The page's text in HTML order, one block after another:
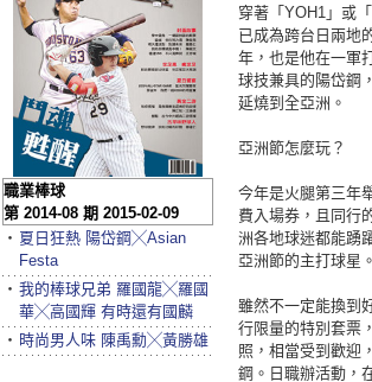
穿著「YOH1」或
已成為跨台日兩地
年，也是他在一軍
球技兼具的陽岱鋼
延燒到全亞洲。
亞洲節怎麼玩？
今年是火腿第三年
費入場券，且同行
洲各地球迷都能踴
亞洲節的主打球星。
雖然不一定能換到
行限量的特別套票
照，相當受到歡迎
鋼。日職辦活動，
職業棒球
第 2014-08 期 2015-02-09
‧ 夏日狂熱 陽岱鋼╳Asian
Festa
‧ 我的棒球兄弟 羅國龍╳羅國
華╳高國輝 有時還有國麟
‧ 時尚男人味 陳禹勳╳黃勝雄